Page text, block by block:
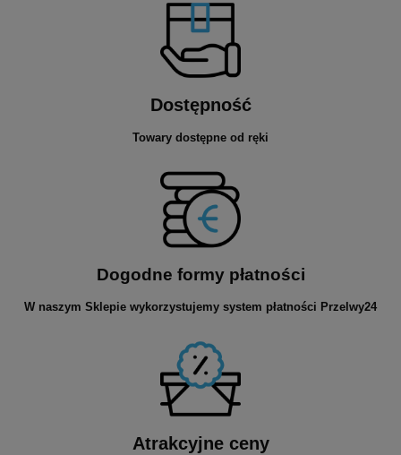
Dostępność
Towary dostępne od ręki
Dogodne formy płatności
W naszym Sklepie wykorzystujemy system płatności Przelwy24
Atrakcyjne ceny